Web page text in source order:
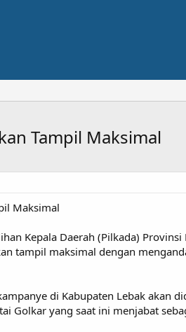
Tampil Maksimal
Maksimal
Kepala Daerah (Pilkada)
tampil maksimal dengan
di Kabupaten Lebak akan
Golkar yang saat ini menjabat